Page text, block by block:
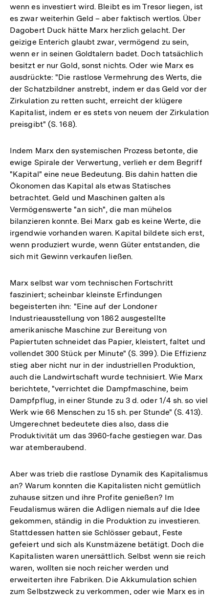
wenn es investiert wird. Bleibt es im Tresor liegen, ist
es zwar weiterhin Geld – aber faktisch wertlos. Über
Dagobert Duck hätte Marx herzlich gelacht. Der
geizige Enterich glaubt zwar, vermögend zu sein,
wenn er in seinen Goldtalern badet. Doch tatsächlich
besitzt er nur Gold, sonst nichts. Oder wie Marx es
ausdrückte: "Die rastlose Vermehrung des Werts, die
der Schatzbildner anstrebt, indem er das Geld vor der
Zirkulation zu retten sucht, erreicht der klügere
Kapitalist, indem er es stets von neuem der Zirkulation
preisgibt" (S. 168).
Indem Marx den systemischen Prozess betonte, die
ewige Spirale der Verwertung, verlieh er dem Begriff
"Kapital" eine neue Bedeutung. Bis dahin hatten die
Ökonomen das Kapital als etwas Statisches
betrachtet. Geld und Maschinen galten als
Vermögenswerte "an sich", die man mühelos
bilanzieren konnte. Bei Marx gab es keine Werte, die
irgendwie vorhanden waren. Kapital bildete sich erst,
wenn produziert wurde, wenn Güter entstanden, die
sich mit Gewinn verkaufen ließen.
Marx selbst war vom technischen Fortschritt
fasziniert; scheinbar kleinste Erfindungen
begeisterten ihn: "Eine auf der Londoner
Industrieausstellung von 1862 ausgestellte
amerikanische Maschine zur Bereitung von
Papiertuten schneidet das Papier, kleistert, faltet und
vollendet 300 Stück per Minute" (S. 399). Die Effizienz
stieg aber nicht nur in der industriellen Produktion,
auch die Landwirtschaft wurde technisiert. Wie Marx
berichtete, "verrichtet die Dampfmaschine, beim
Dampfpflug, in einer Stunde zu 3 d. oder 1/4 sh. so viel
Werk wie 66 Menschen zu 15 sh. per Stunde" (S. 413).
Umgerechnet bedeutete dies also, dass die
Produktivität um das 3960-fache gestiegen war. Das
war atemberaubend.
Aber was trieb die rastlose Dynamik des Kapitalismus
an? Warum konnten die Kapitalisten nicht gemütlich
zuhause sitzen und ihre Profite genießen? Im
Feudalismus wären die Adligen niemals auf die Idee
gekommen, ständig in die Produktion zu investieren.
Stattdessen hatten sie Schlösser gebaut, Feste
gefeiert und sich als Kunstmäzene betätigt. Doch die
Kapitalisten waren unersättlich. Selbst wenn sie reich
waren, wollten sie noch reicher werden und
erweiterten ihre Fabriken. Die Akkumulation schien
zum Selbstzweck zu verkommen, oder wie Marx es in